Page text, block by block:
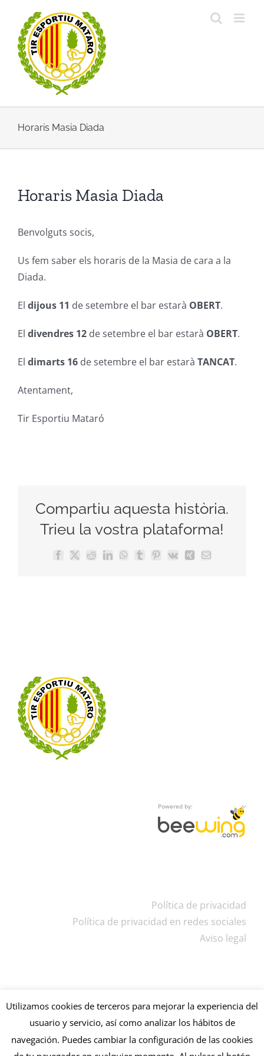
content
Horaris Masia Diada
Horaris Masia Diada
Benvolguts socis,
Us fem saber els horaris de la Masia de cara a la
Diada.
El dijous 11 de setembre el bar estarà OBERT.
El divendres 12de setembre el bar estarà OBERT.
El dimarts 16de setembre el bar estarà TANCAT.
Atentament,
Tir Esportiu Mataró
Compartiu aquesta història.
Trieu la vostra plataforma!
Facebook
X RedditLinkedInWhatsApp
TumblrPinterest
Vk XingEmail:
Powered by:
Política de privacidad
Política de privacidad en redes sociales
Aviso legal
Copyright 2026 ELTEM | Powered by beewing.com
Utilizamos cookies de terceros para mejorar la experiencia del
usuario y servicio, así como analizar los hábitos de
navegación. Puedes cambiar la configuración de las cookies